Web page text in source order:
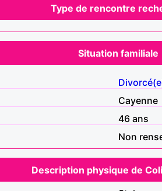
Type de rencontre
Situation familiale
Cayenne
46 ans
Non
Description physique de